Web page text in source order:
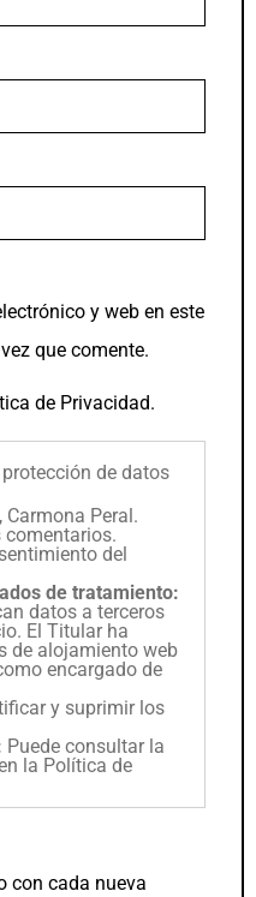
y web en este
que comente.
de Privacidad.
de datos
Carmona Peral.
comentarios.
del
de tratamiento:
datos a terceros
El Titular ha
de alojamiento web
encargado de
y suprimir los
Puede consultar la
la Política de
con cada nueva